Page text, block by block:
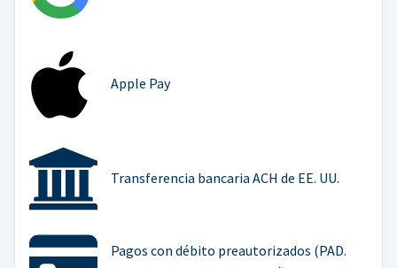
Apple Pay
Transferencia bancaria ACH de EE. UU.
Pagos con débito preautorizados (PAD.